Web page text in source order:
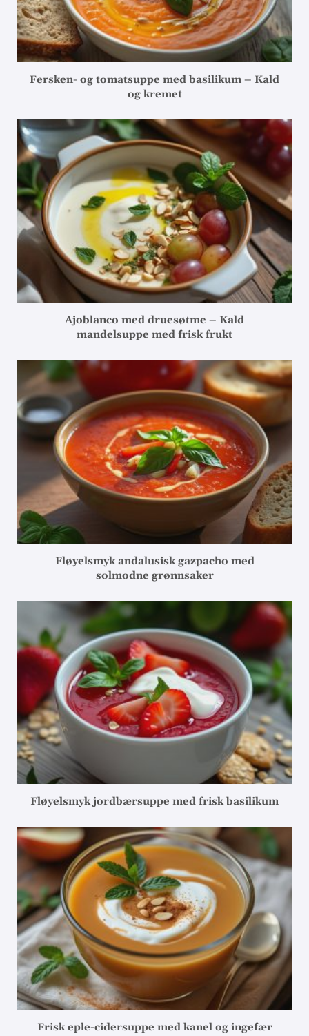
Fersken- og tomatsuppe med basilikum – Kald
og kremet
Ajoblanco med druesøtme – Kald
mandelsuppe med frisk frukt
Fløyelsmyk andalusisk gazpacho med
solmodne grønnsaker
Fløyelsmyk jordbærsuppe med frisk basilikum
Frisk eple-cidersuppe med kanel og ingefær